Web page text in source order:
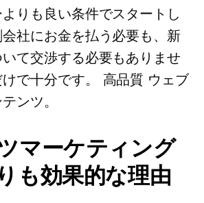
りも良い条件でスタートし
社にお金を払う必要も、新
て交渉する必要もありませ
で十分です。 高品質 ウェブ
ンツ。
マーケティング
も効果的な理由